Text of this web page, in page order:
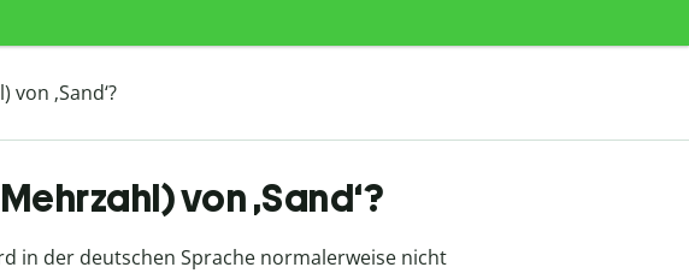
‚Sand‘?
von ‚Sand‘?
in der deutschen Sprache normalerweise nicht